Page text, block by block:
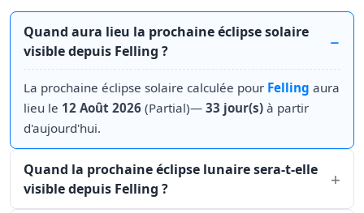
Quand aura lieu la prochaine éclipse solaire
visible depuis Felling ?
La prochaine éclipse solaire calculée pour Felling aura
lieu le 12 Août 2026 (Partial)— 33 jour(s) à partir
d'aujourd'hui.
Quand la prochaine éclipse lunaire sera-t-elle
visible depuis Felling ?